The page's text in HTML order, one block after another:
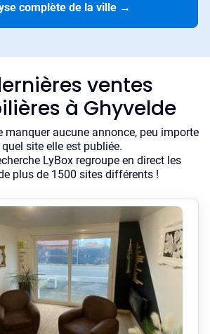
complète de la ville →
ventes
à Ghyvelde
manquer aucune annonce, peu importe
site elle est publiée.
LyBox regroupe en direct les
plus de 1500 sites différents !